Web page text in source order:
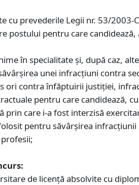
cu prevederile Legii nr. 53/
postului pentru care
în specialitate și, după caz,
unei infracţiuni contra
ori contra înfăptuirii justiției,
pentru care candidează,
prin care i-a fost interzisă
pentru săvârșirea
de licență absolvite cu